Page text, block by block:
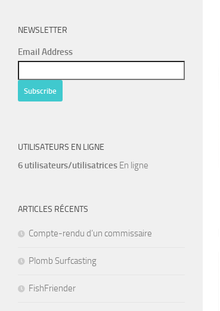
NEWSLETTER
Email Address
UTILISATEURS EN LIGNE
6 utilisateurs/utilisatrices En ligne
ARTICLES RÉCENTS
Compte-rendu d’un commissaire
Plomb Surfcasting
FishFriender